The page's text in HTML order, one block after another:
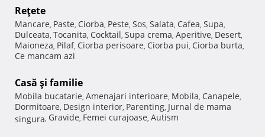
Reţete
Mancare, Paste, Ciorba, Peste, Sos, Salata, Cafea, Supa,
Dulceata, Tocanita, Cocktail, Supa crema, Aperitive, Desert,
Maioneza, Pilaf, Ciorba perisoare, Ciorba pui, Ciorba burta,
Ce mancam azi
Casă şi familie
Mobila bucatarie, Amenajari interioare, Mobila, Canapele,
Dormitoare, Design interior, Parenting, Jurnal de mama
singura, Gravide, Femei curajoase, Autism